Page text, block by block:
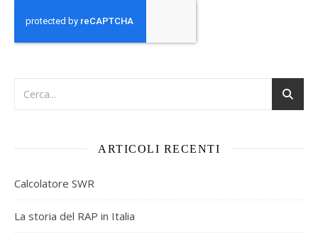
ARTICOLI RECENTI
Calcolatore SWR
La storia del RAP in Italia